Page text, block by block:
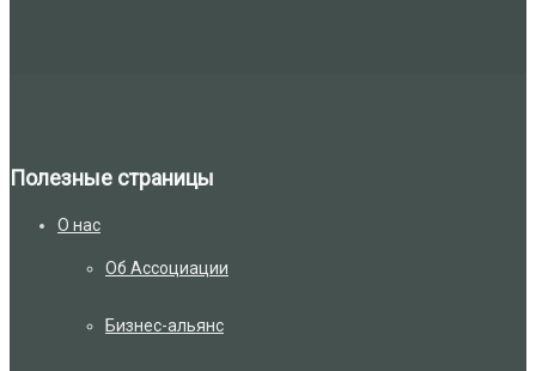
Полезные страницы
О нас
Об Ассоциации
Бизнес-альянс